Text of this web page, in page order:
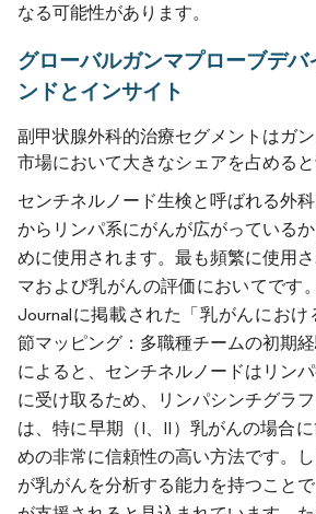
なる可能性があります。
グローバルガンマプローブデバ
ンドとインサイト
副甲状腺外科的治療セグメントはガ
市場において大きなシェアを占める
センチネルノード生検と呼ばれる外
からリンパ系にがんが広がっている
めに使用されます。最も頻繁に使用
マおよび乳がんの評価においてです
Journalに掲載された「乳がんにお
節マッピング：多職種チームの初期
によると、センチネルノードはリン
に受け取るため、リンパシンチグラ
は、特に早期（I、II）乳がんの場合
めの非常に信頼性の高い方法です。
が乳がんを分析する能力を持つこと